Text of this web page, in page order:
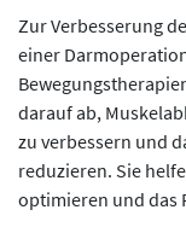
Zur Verbesserung
einer
darauf ab,
zu verbessern und
reduzieren. Sie
optimieren und das